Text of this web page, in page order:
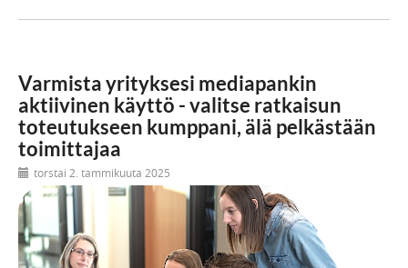
Varmista yrityksesi mediapankin
aktiivinen käyttö - valitse ratkaisun
toteutukseen kumppani, älä pelkästään
toimittajaa
torstai 2. tammikuuta 2025